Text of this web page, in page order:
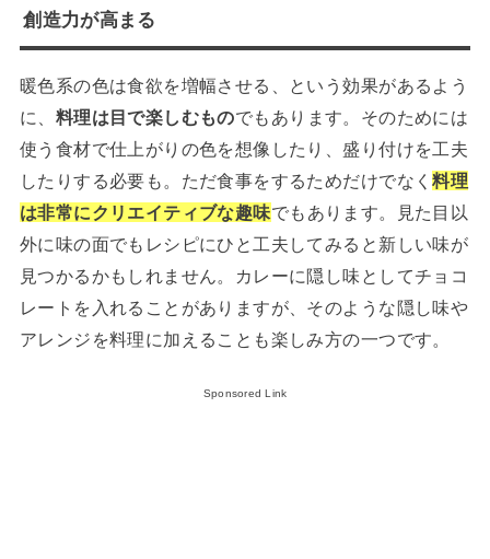
創造力が高まる
暖色系の色は食欲を増幅させる、という効果があるよう
に、 料理は目で楽しむものでもあります。そのためには
使う食材で仕上がりの色を想像したり、盛り付けを工夫
したりする必要も。ただ食事をするためだけでなく料理
は非常にクリエイティブな趣味でもあります。見た目以
外に味の面でもレシピにひと工夫してみると新しい味が
見つかるかもしれません。カレーに隠し味としてチョコ
レートを入れることがありますが、そのような隠し味や
アレンジを料理に加えることも楽しみ方の一つです。
Sponsored Link